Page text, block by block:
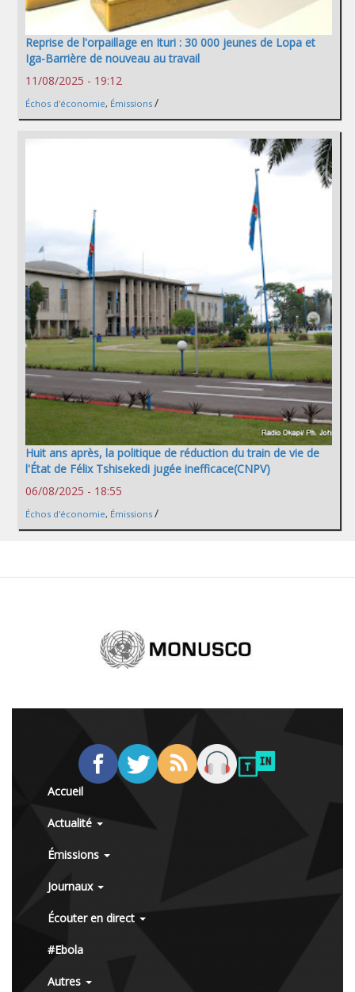
Reprise de l'orpaillage en Ituri : 30 000 jeunes de Lopa et
Iga-Barrière de nouveau au travail
11/08/2025 - 19:12
Échos d'économie, Émissions /
Huit ans après, la politique de réduction du train de vie de
l'État de Félix Tshisekedi jugée inefficace(CNPV)
06/08/2025 - 18:55
Échos d'économie, Émissions /
Accueil
Actualité
Émissions
Journaux
Écouter en direct
#Ebola
Autres